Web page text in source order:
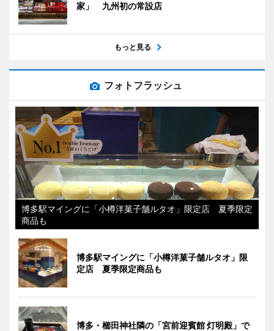
家」 九州初の常設店
もっと見る
フォトフラッシュ
博多駅マイングに「小樽洋菓子舗ルタオ」限定店 夏季限定
商品も
博多駅マイングに「小樽洋菓子舗ルタオ」限
定店 夏季限定商品も
博多・櫛田神社隣の「宮前迎賓館 灯明殿」で